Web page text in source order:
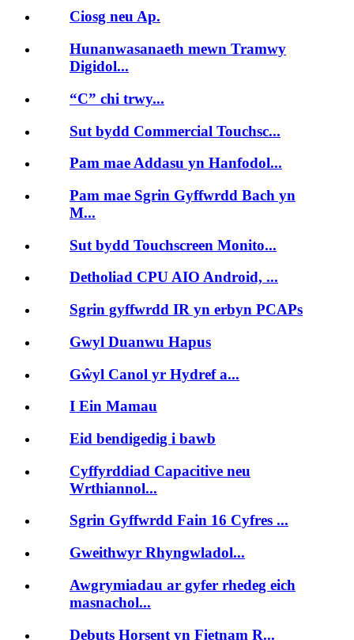
Ciosg neu Ap.
Hunanwasanaeth mewn Tramwy
Digidol...
“C” chi trwy...
Sut bydd Commercial Touchsc...
Pam mae Addasu yn Hanfodol...
Pam mae Sgrin Gyffwrdd Bach yn
M...
Sut bydd Touchscreen Monito...
Detholiad CPU AIO Android, ...
Sgrin gyffwrdd IR yn erbyn PCAPs
Gwyl Duanwu Hapus
Gŵyl Canol yr Hydref a...
I Ein Mamau
Eid bendigedig i bawb
Cyffyrddiad Capacitive neu
Wrthiannol...
Sgrin Gyffwrdd Fain 16 Cyfres ...
Gweithwyr Rhyngwladol...
Awgrymiadau ar gyfer rhedeg eich
masnachol...
Debuts Horsent yn Fietnam R...